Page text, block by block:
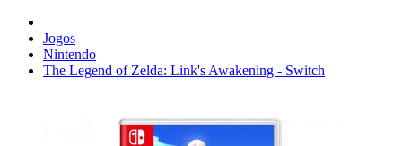
Jogos
Nintendo
The Legend of Zelda: Link's Awakening - Switch